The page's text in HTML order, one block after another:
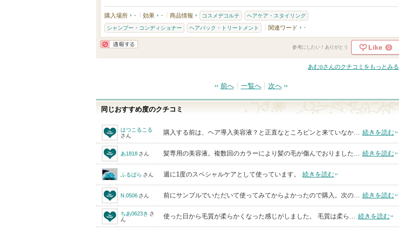
購入場所 - 効果 - 商品情報 コスメデコルテ ヘアケア・スタイリング
シャンプー・コンディショナー ヘアパック・トリートメント 関連ワード -
参考にしたい！ありがとう Like 0
あむoさんのクチコミをもっとみる
前へ 一覧へ 次へ
同じおすすめ度のクチコミ
はつこるこる
さん
購入する前は、ヘア導入美容液？と正直なところピンと来ていなか… 続きを読む
あ1818 さん 髪専用の美容液。複数回のカラーにより髪の毛が傷んでおりました… 続きを読む
ふるぱら さん 週に1度のスペシャルケアとして使っています。 続きを読む
N.0506 さん 前にサンプルでいただいて使ってみてからよかったので購入。次の… 続きを読む
ちあ0623き さ
ん
使った日から毛質が柔らかくなった感じがしました。 毛質は柔ら… 続きを読む